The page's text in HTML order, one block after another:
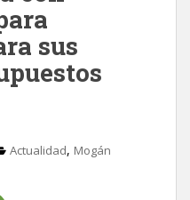
sus
Actualidad, Mogán